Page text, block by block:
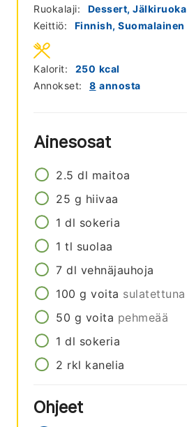
Ruokalaji:
Dessert, Jälkiruoka
Keittiö:
Finnish, Suomalainen
Annokset: 8 annosta
Kalorit: 250 kcal
Ainesosat
2.5 dl maitoa
25 g hiivaa
1 dl sokeria
1 tl suolaa
7 dl vehnäjauhoja
100 g voita sulatettuna
50 g voita pehmeää
1 dl sokeria
2 rkl kanelia
Ohjeet